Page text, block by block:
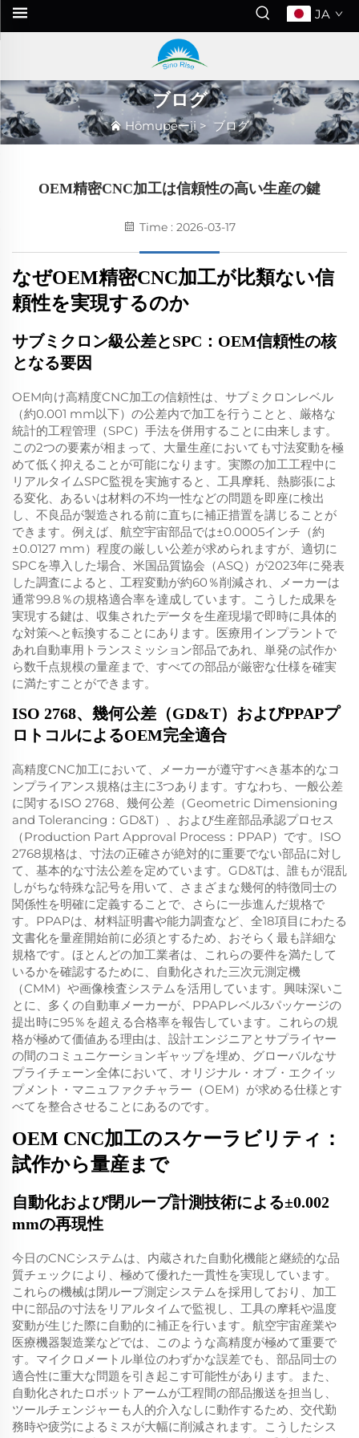
JA
ブログ
Hōmupeーji > ブログ
OEM精密CNC加工は信頼性の高い生産の鍵
Time : 2026-03-17
なぜOEM精密CNC加工が比類ない信
頼性を実現するのか
サブミクロン級公差とSPC：OEM信頼性の核
となる要因
OEM向け高精度CNC加工の信頼性は、サブミクロンレベル
（約0.001 mm以下）の公差内で加工を行うことと、厳格な
統計的工程管理（SPC）手法を併用することに由来します。
この2つの要素が相まって、大量生産においても寸法変動を極
めて低く抑えることが可能になります。実際の加工工程中に
リアルタイムSPC監視を実施すると、工具摩耗、熱膨張によ
る変化、あるいは材料の不均一性などの問題を即座に検出
し、不良品が製造される前に直ちに補正措置を講じることが
できます。例えば、航空宇宙部品では±0.0005インチ（約
±0.0127 mm）程度の厳しい公差が求められますが、適切に
SPCを導入した場合、米国品質協会（ASQ）が2023年に発表
した調査によると、工程変動が約60％削減され、メーカーは
通常99.8％の規格適合率を達成しています。こうした成果を
実現する鍵は、収集されたデータを生産現場で即時に具体的
な対策へと転換することにあります。医療用インプラントで
あれ自動車用トランスミッション部品であれ、単発の試作か
ら数千点規模の量産まで、すべての部品が厳密な仕様を確実
に満たすことができます。
ISO 2768、幾何公差（GD&T）およびPPAPプ
ロトコルによるOEM完全適合
高精度CNC加工において、メーカーが遵守すべき基本的なコ
ンプライアンス規格は主に3つあります。すなわち、一般公差
に関するISO 2768、幾何公差（Geometric Dimensioning
and Tolerancing：GD&T）、および生産部品承認プロセス
（Production Part Approval Process：PPAP）です。ISO
2768規格は、寸法の正確さが絶対的に重要でない部品に対し
て、基本的な寸法公差を定めています。GD&Tは、誰もが混乱
しがちな特殊な記号を用いて、さまざまな幾何的特徴同士の
関係性を明確に定義することで、さらに一歩進んだ規格で
す。PPAPは、材料証明書や能力調査など、全18項目にわたる
文書化を量産開始前に必須とするため、おそらく最も詳細な
規格です。ほとんどの加工業者は、これらの要件を満たして
いるかを確認するために、自動化された三次元測定機
（CMM）や画像検査システムを活用しています。興味深いこ
とに、多くの自動車メーカーが、PPAPレベル3パッケージの
提出時に95％を超える合格率を報告しています。これらの規
格が極めて価値ある理由は、設計エンジニアとサプライヤー
の間のコミュニケーションギャップを埋め、グローバルなサ
プライチェーン全体において、オリジナル・オブ・エクイッ
プメント・マニュファクチャラー（OEM）が求める仕様とす
べてを整合させることにあるのです。
OEM CNC加工のスケーラビリティ：
試作から量産まで
自動化および閉ループ計測技術による±0.002
mmの再現性
今日のCNCシステムは、内蔵された自動化機能と継続的な品
質チェックにより、極めて優れた一貫性を実現しています。
これらの機械は閉ループ測定システムを採用しており、加工
中に部品の寸法をリアルタイムで監視し、工具の摩耗や温度
変動が生じた際に自動的に補正を行います。航空宇宙産業や
医療機器製造業などでは、このような高精度が極めて重要で
す。マイクロメートル単位のわずかな誤差でも、部品同士の
適合性に重大な問題を引き起こす可能性があります。また、
自動化されたロボットアームが工程間の部品搬送を担当し、
ツールチェンジャーも人的介入なしに動作するため、交代勤
務時や疲労によるミスが大幅に削減されます。こうしたシス